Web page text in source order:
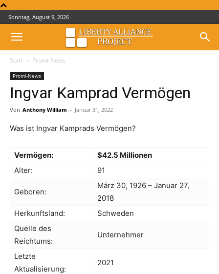
Sonntag, August 9, 2026
Start Promi-News
Promi-News
Ingvar Kamprad Vermögen
Von Anthony William - Januar 31, 2022
Was ist Ingvar Kamprads Vermögen?
Vermögen:
$42.5 Millionen
Alter:
91
Geboren:
März 30, 1926 – Januar 27,
2018
Herkunftsland:
Schweden
Quelle des
Reichtums:
Unternehmer
Letzte
Aktualisierung:
2021